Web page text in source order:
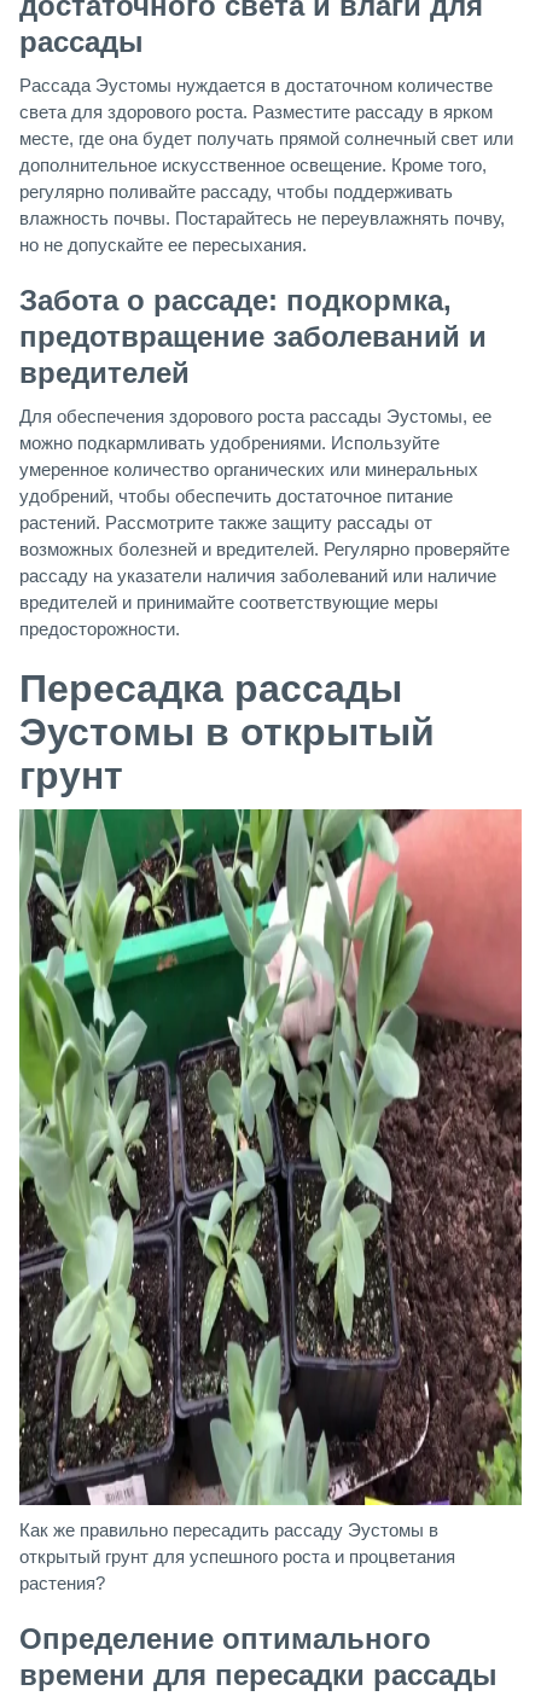
рассады
Рассада Эустомы нуждается в достаточном количестве
света для здорового роста. Разместите рассаду в ярком
месте, где она будет получать прямой солнечный свет или
дополнительное искусственное освещение. Кроме того,
регулярно поливайте рассаду, чтобы поддерживать
влажность почвы. Постарайтесь не переувлажнять почву,
но не допускайте ее пересыхания.
Забота о рассаде: подкормка,
предотвращение заболеваний и
вредителей
Для обеспечения здорового роста рассады Эустомы, ее
можно подкармливать удобрениями. Используйте
умеренное количество органических или минеральных
удобрений, чтобы обеспечить достаточное питание
растений. Рассмотрите также защиту рассады от
возможных болезней и вредителей. Регулярно проверяйте
рассаду на указатели наличия заболеваний или наличие
вредителей и принимайте соответствующие меры
предосторожности.
Пересадка рассады
Эустомы в открытый
грунт
Как же правильно пересадить рассаду Эустомы в
открытый грунт для успешного роста и процветания
растения?
Определение оптимального
времени для пересадки рассады